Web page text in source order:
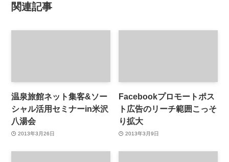
関連記事
温泉旅館ネット集客&ソー
シャル活用セミナーin米沢
八湯会
2013年3月26日
Facebookプロモートポス
ト広告のリーチ範囲こっそ
り拡大
2013年3月9日